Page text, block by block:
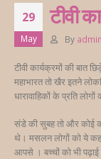
29
May
टीवी
By admin
टीवी कार्यक्रमों की बात
महाभारत तो खैर इतने
धारावाहिकों के प्रति
संडे की सुबह तो और कोई
थे। मसलन लोगों को ये
आपसे । बच्चों को भी पढ़ाई